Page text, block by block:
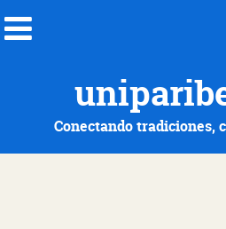
Conectando tradiciones,